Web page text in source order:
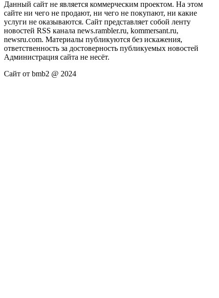
Данный сайт не является коммерческим проектом. На этом
сайте ни чего не продают, ни чего не покупают, ни какие
услуги не оказываются. Сайт представляет собой ленту
новостей RSS канала news.rambler.ru, kommersant.ru,
newsru.com. Материалы публикуются без искажения,
ответственность за достоверность публикуемых новостей
Администрация сайта не несёт.
Сайт от bmb2 @ 2024